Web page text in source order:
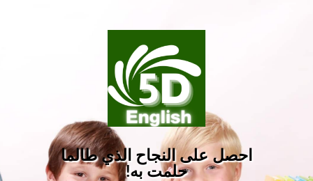
احصل على النجاح الذي طالما
حلمت به!